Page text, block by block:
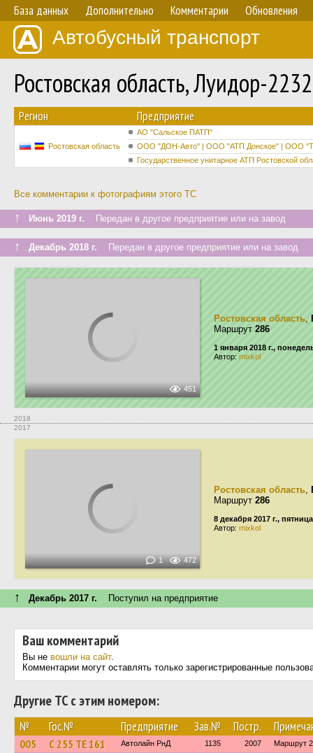
База данных Дополнительно Комментарии Обновления
Автобусный транспорт
Ростовская область, Луидор-
Регион Предприятие
Ростовская область
АО "Сальское ПАТП"
ООО "ДОН-Авто" | ООО "АТП Донское" | ООО
Государственное унитарное АТП Ростовской
Все комментарии к фотографиям этого ТС
↑ Июнь 2019 г. Передан в другое предприятие или на завод
↑ Декабрь 2018 г. Передан в другое предприятие или на завод
451
Ростовская область,
Маршрут 286
1 января 2018 г.,
Автор: mixkol
2018
2017
1 472
Ростовская область,
Маршрут 286
8 декабря 2017 г., пятница
Автор: mixkol
↑ Декабрь 2017 г. Поступил на предприятие
Ваш комментарий
Вы не вошли на сайт.
Комментарии могут оставлять только зарегистрированные
Другие ТС с этим номером:
№ Гос.№ Предприятие Зав.№ Постр.
005 С 255 ТЕ 161 Автолайн РнД 1135 2007 Маршрут